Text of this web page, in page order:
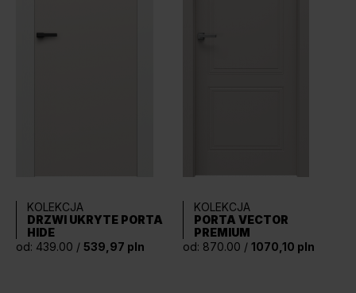
KOLEKCJA
DRZWI UKRYTE PORTA
HIDE
od: 439.00 / 539,97 pln
KOLEKCJA
PORTA VECTOR
PREMIUM
od: 870.00 / 1070,10 pln